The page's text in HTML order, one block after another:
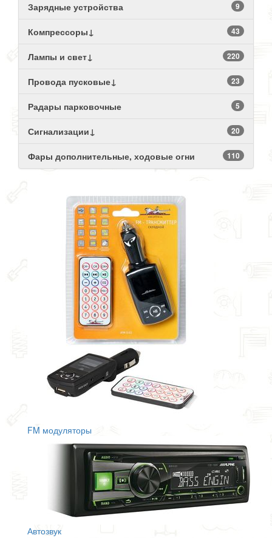
Зарядные устройства 9
Компрессоры↓ 43
Лампы и свет↓ 220
Провода пусковые↓ 23
Радары парковочные 5
Сигнализации↓ 20
Фары дополнительные, ходовые огни 110
FM модуляторы
Автозвук